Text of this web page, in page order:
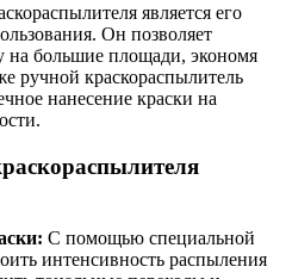
является его
Он позволяет
на большие площади, экономя
ручной краскораспылитель
нанесение краски на
С помощью специальной
интенсивность распыления